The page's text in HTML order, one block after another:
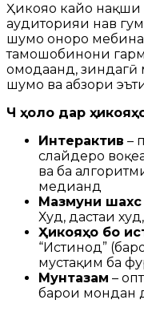
Ҳикояҳо кайҳо
аудиторияи нав
шумо онҳоро
тамошобинони
омодаанд, зиндагӣ
шумо ва абзори
Чӣ ҳоло дар
Интерактив –
слайдерҳо
ва ба
медиҳанд
Мазмуни шахсӣ
Худ, дастаи
Ҳикояҳо бо
“Истинод”
мустақим ба
Мунтазам –
барои мондан